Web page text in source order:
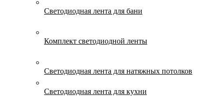
Светодиодная лента для бани
Комплект светодиодной ленты
Светодиодная лента для натяжных потолков
Светодиодная лента для кухни